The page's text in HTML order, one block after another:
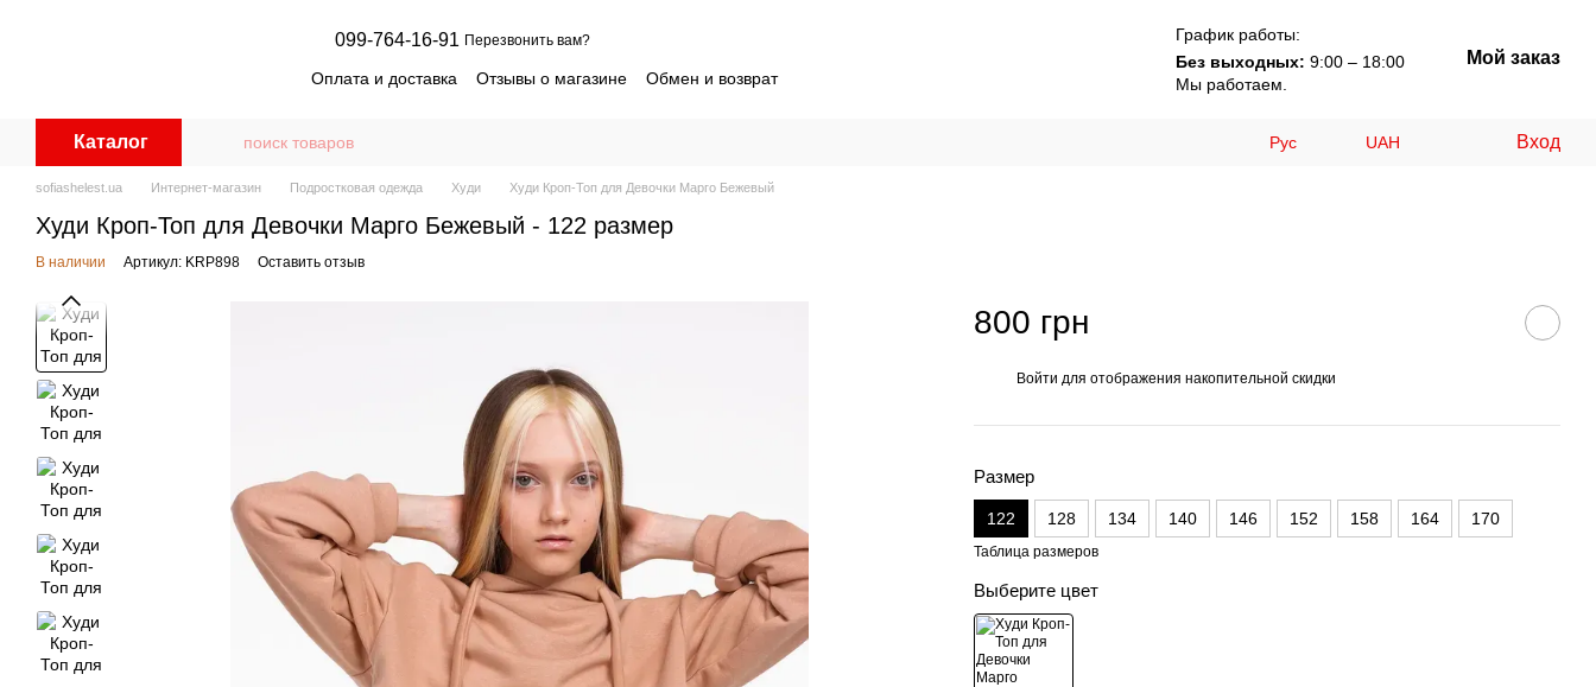
099-764-16-91 Перезвонить вам?
Оплата и доставка Отзывы о магазине
Обмен и возврат
Пользовательское соглашение
График работы:
Без выходных: 9:00 – 18:00
Мы работаем.
Мой заказ
Каталог Рус UAH Вход
sofiashelest.ua Интернет-магазин Подростковая одежда Худи Худи Кроп-Топ для Девочки Марго Бежевый
Худи Кроп-Топ для Девочки Марго Бежевый - 122 размер
В наличии Артикул: KRP898 Оставить отзыв
800 грн
Войти для отображения накопительной скидки
Размер
122 128 134 140 146 152 158 164 170
Таблица размеров
Выберите цвет